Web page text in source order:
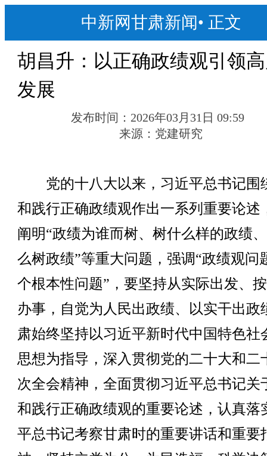
中新网甘肃新闻• 正文
胡昌升：以正确政绩观引领
发展
发布时间： 2026年03月31日 09:59
来源： 党建研究
党的十八大以来，习近平总书记围
和践行正确政绩观作出一系列重要论述
阐明“政绩为谁而树、树什么样的政绩
么树政绩”等重大问题，强调“政绩观问
个根本性问题”，要坚持从实际出发、
办事，自觉为人民出政绩、以实干出政
肃始终坚持以习近平新时代中国特色社
思想为指导，深入贯彻党的二十大和二
次全会精神，全面贯彻习近平总书记关
和践行正确政绩观的重要论述，认真落
平总书记考察甘肃时的重要讲话和重要